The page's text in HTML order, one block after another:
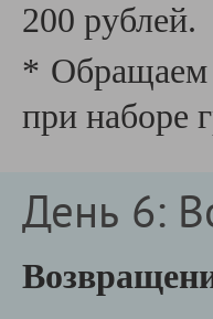
200 рублей.
* Обращаем
при наборе
День 6: